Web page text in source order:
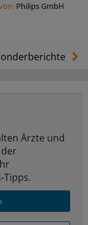
Philips GmbH
Ärzte und
Tipps.